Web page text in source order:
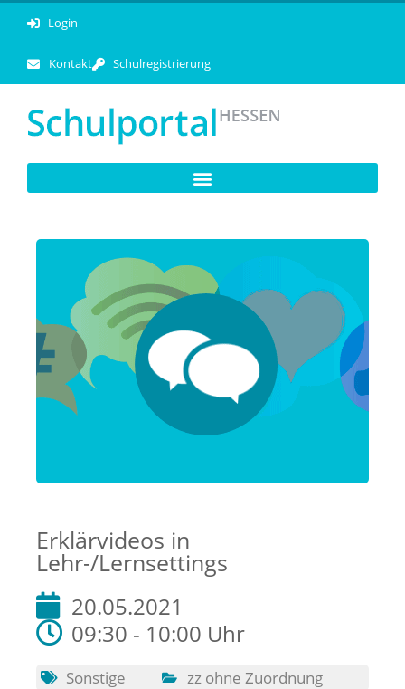
Login
Kontakt Schulregistrierung
Erklärvideos in
Lehr-/Lernsettings
20.05.2021
09:30 - 10:00 Uhr
Sonstige zz ohne Zuordnung